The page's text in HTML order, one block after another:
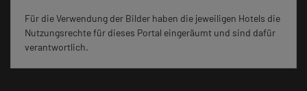
Für die Verwendung der Bilder haben die jeweiligen Hotels die
Nutzungsrechte für dieses Portal eingeräumt und sind dafür
verantwortlich.